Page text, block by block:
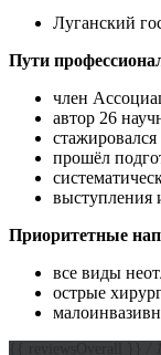
Луганский
Пути
член
автор 26
прошёл
выступления
Приоритетные
все виды
острые